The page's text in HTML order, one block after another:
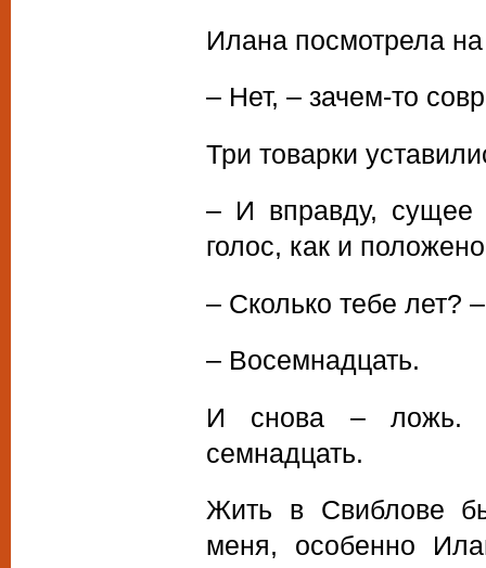
Илана посмотрела
– Нет, – зачем-то
Три товарки
– И вправду, сущее
голос, как и
– Сколько тебе лет?
– Восемнадцать.
И снова – ложь.
семнадцать.
Жить в Свиблове
меня, особенно